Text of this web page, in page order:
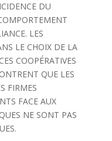
DU
LES
LE CHOIX DE LA
COOPÉRATIVES
QUE LES
FIRMES
FACE AUX
NE SONT PAS